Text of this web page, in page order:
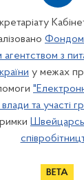
Фондом
з
у межах
влади та участі